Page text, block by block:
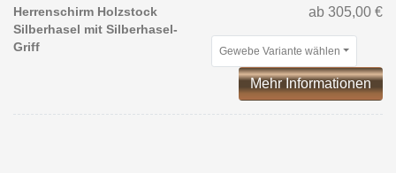
Herrenschirm Holzstock
Silberhasel mit Silberhasel-
Griff
ab 305,00 €
Gewebe Variante wählen
Mehr Informationen